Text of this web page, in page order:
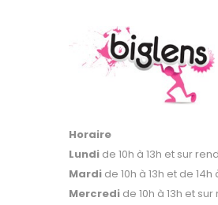
Horaire
Lundi de 10h à 13h et sur
Mardi de 10h à 13h et de 14h
Mercredi de 10h à 13h et